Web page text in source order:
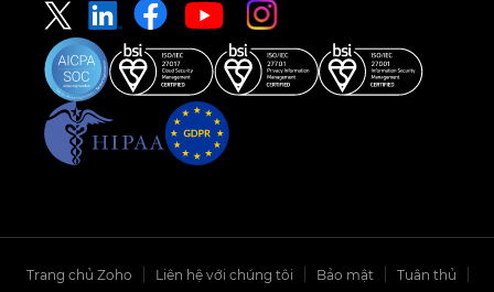
Trang chủ Zoho Liên hệ với chúng tôi Bảo mật Tuân thủ